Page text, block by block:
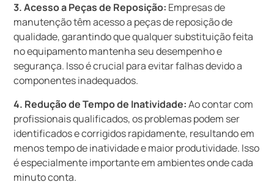
3. Acesso a Peças de Reposição: Empresas de
manutenção têm acesso a peças de reposição de
qualidade, garantindo que qualquer substituição feita
no equipamento mantenha seu desempenho e
segurança. Isso é crucial para evitar falhas devido a
componentes inadequados.
4. Redução de Tempo de Inatividade:Ao contar com
profissionais qualificados, os problemas podem ser
identificados e corrigidos rapidamente, resultando em
menos tempo de inatividade e maior produtividade. Isso
é especialmente importante em ambientes onde cada
minuto conta.